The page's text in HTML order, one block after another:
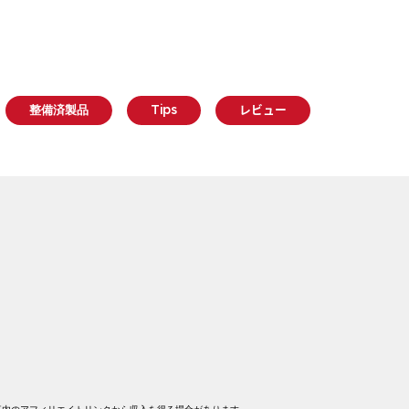
整備済製品 Tips レビュー